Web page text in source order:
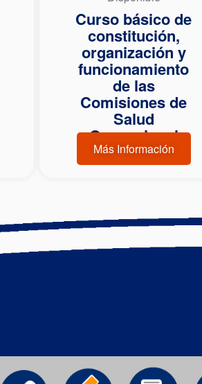
Curso básico de
constitución,
organización y
funcionamiento
de las
Comisiones de
Salud
Ocupacional
Más Información